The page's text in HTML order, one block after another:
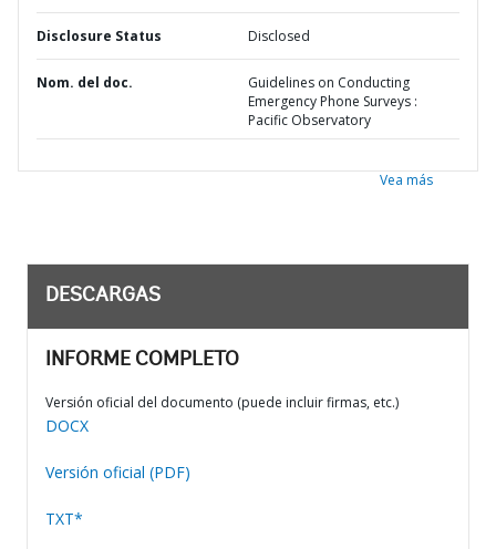
Disclosure Status Disclosed
Nom. del doc.
Guidelines on Conducting
Emergency Phone Surveys :
Pacific Observatory
Vea más
DESCARGAS
INFORME COMPLETO
Versión oficial del documento (puede incluir firmas, etc.)
DOCX
Versión oficial (PDF)
TXT*